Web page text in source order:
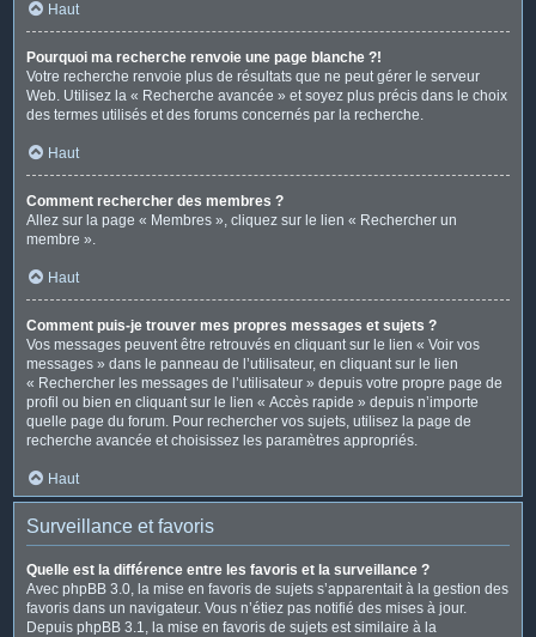
Haut
Pourquoi ma recherche renvoie une page blanche ?!
Votre recherche renvoie plus de résultats que ne peut gérer le serveur
Web. Utilisez la « Recherche avancée » et soyez plus précis dans le choix
des termes utilisés et des forums concernés par la recherche.
Haut
Comment rechercher des membres ?
Allez sur la page « Membres », cliquez sur le lien « Rechercher un
membre ».
Haut
Comment puis-je trouver mes propres messages et sujets ?
Vos messages peuvent être retrouvés en cliquant sur le lien « Voir vos
messages » dans le panneau de l’utilisateur, en cliquant sur le lien
« Rechercher les messages de l’utilisateur » depuis votre propre page de
profil ou bien en cliquant sur le lien « Accès rapide » depuis n’importe
quelle page du forum. Pour rechercher vos sujets, utilisez la page de
recherche avancée et choisissez les paramètres appropriés.
Haut
Surveillance et favoris
Quelle est la différence entre les favoris et la surveillance ?
Avec phpBB 3.0, la mise en favoris de sujets s’apparentait à la gestion des
favoris dans un navigateur. Vous n’étiez pas notifié des mises à jour.
Depuis phpBB 3.1, la mise en favoris de sujets est similaire à la